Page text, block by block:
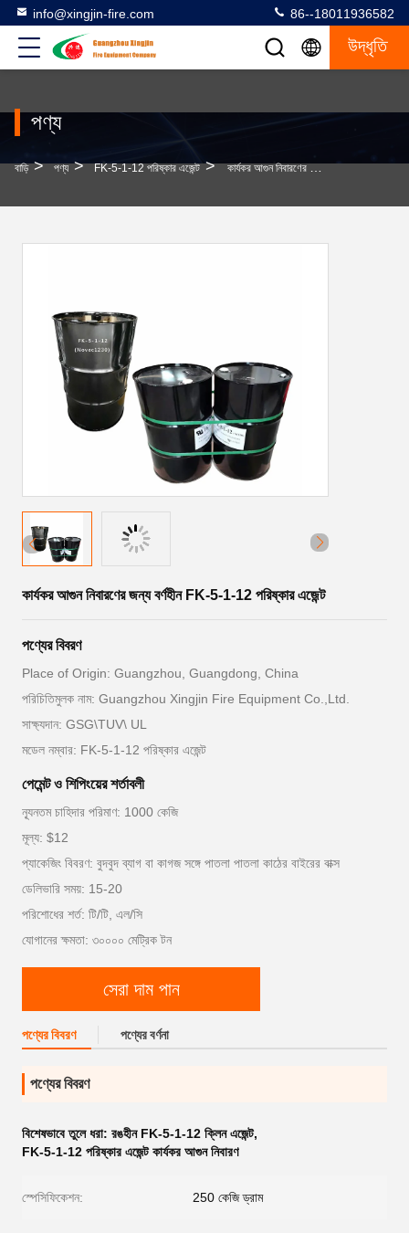
info@xingjin-fire.com 86--18011936582
উদ্ধৃতি
পণ্য
বাড়ি > পণ্য > FK-5-1-12 পরিষ্কার এজেন্ট > কার্যকর আগুন নিবারণের জন্য বর্ণহীন FK-5-1-12 পরিষ্কার এজেন্ট
কার্যকর আগুন নিবারণের জন্য বর্ণহীন FK-5-1-12 পরিষ্কার এজেন্ট
পণ্যের বিবরণ
Place of Origin: Guangzhou, Guangdong, China
পরিচিতিমুলক নাম: Guangzhou Xingjin Fire Equipment Co.,Ltd.
সাক্ষ্যদান: GSG\TUV\ UL
মডেল নম্বার: FK-5-1-12 পরিষ্কার এজেন্ট
পেমেন্ট ও শিপিংয়ের শর্তাবলী
ন্যূনতম চাহিদার পরিমাণ: 1000 কেজি
মূল্য: $12
প্যাকেজিং বিবরণ: বুদবুদ ব্যাগ বা কাগজ সঙ্গে পাতলা পাতলা কাঠের বাইরের বাক্স
ডেলিভারি সময়: 15-20
পরিশোধের শর্ত: টি/টি, এল/সি
যোগানের ক্ষমতা: ৩০০০০ মেট্রিক টন
সেরা দাম পান
পণ্যের বিবরণ পণ্যের বর্ণনা
পণ্যের বিবরণ
বিশেষভাবে তুলে ধরা: রঙহীন FK-5-1-12 ক্লিন এজেন্ট,
FK-5-1-12 পরিষ্কার এজেন্ট কার্যকর আগুন নিবারণ
স্পেসিফিকেশন: 250 কেজি ড্রাম